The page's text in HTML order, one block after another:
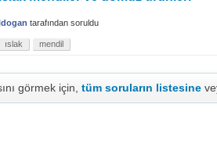
ldogan tarafından soruldu
ıslak mendil
görmek için,tüm soruların listesine